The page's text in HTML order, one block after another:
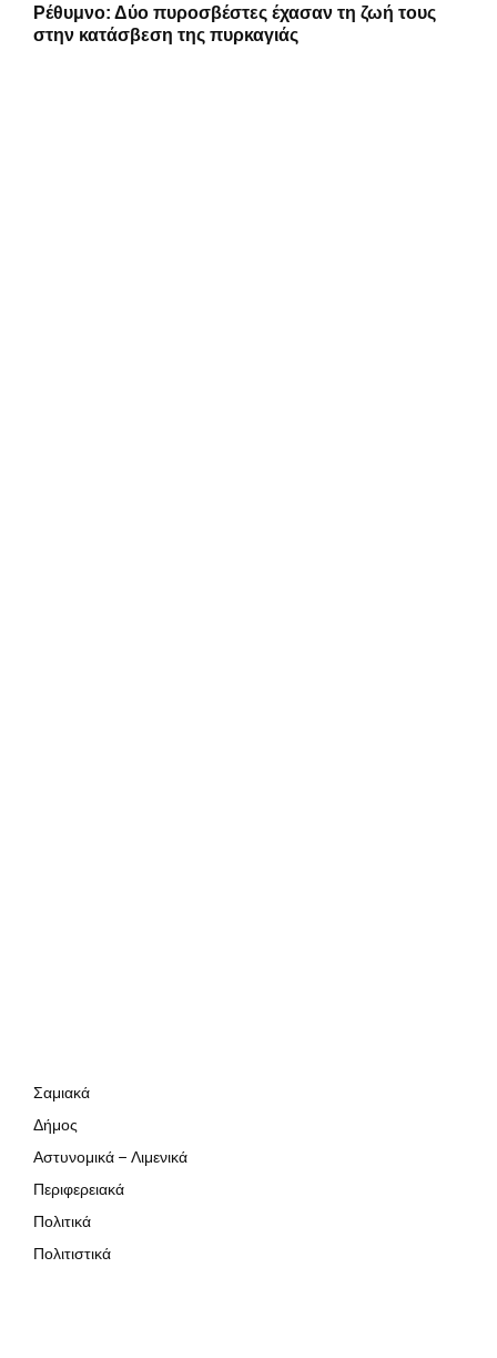
Ρέθυμνο: Δύο πυροσβέστες έχασαν τη ζωή τους
στην κατάσβεση της πυρκαγιάς
Σαμιακά
Δήμος
Αστυνομικά – Λιμενικά
Περιφερειακά
Πολιτικά
Πολιτιστικά